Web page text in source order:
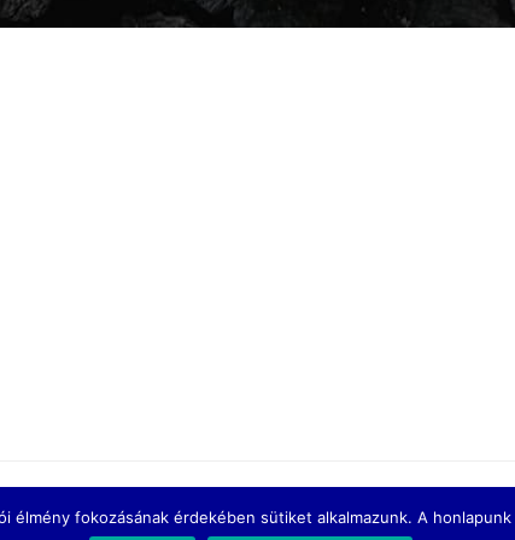
élmény fokozásának érdekében sütiket alkalmazunk. A